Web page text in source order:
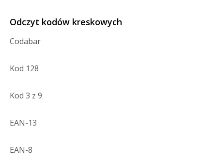
Odczyt kodów kreskowych
Codabar
Kod 128
Kod 3 z 9
EAN-13
EAN-8